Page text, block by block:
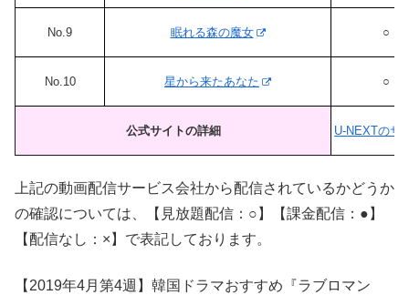
No.9 眠れる森の魔女 ○
No.10 星から来たあなた ○
公式サイトの詳細 U-NEXTのサ
上記の動画配信サービス会社から配信されているかどうか
の確認については、【見放題配信：○】【課金配信：●】
【配信なし：×】で表記しております。
【2019年4月第4週】韓国ドラマおすすめ『ラブロマン